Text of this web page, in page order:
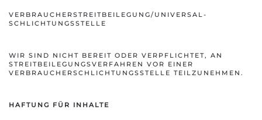
VERBRAUCHER­STREIT­BEILEGUNG/UNIVERSAL­
SCHLICHTUNGS­STELLE
WIR SIND NICHT BEREIT ODER VERPFLICHTET, AN
STREITBEILEGUNGSVERFAHREN VOR EINER
VERBRAUCHERSCHLICHTUNGSSTELLE TEILZUNEHMEN.
HAFTUNG FÜR INHALTE